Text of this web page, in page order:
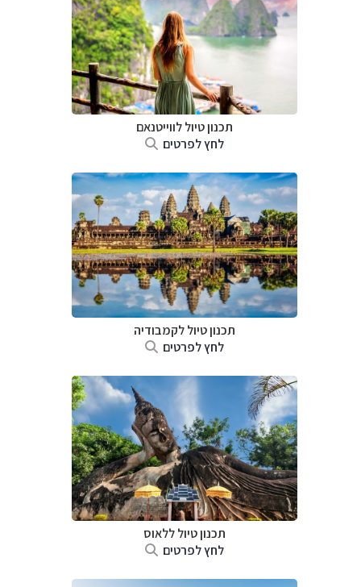
תכנון טיול לווייטנאם
לחץ לפרטים
תכנון טיוללקמבודיה
לחץ לפרטים
תכנון טיולללאוס
לחץ לפרטים